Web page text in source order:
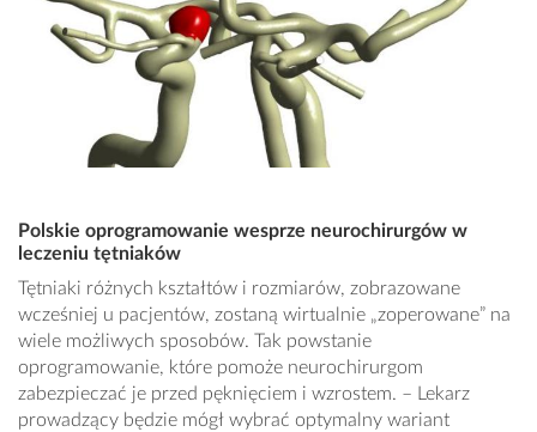
Polskie oprogramowanie wesprze neurochirurgów w
leczeniu tętniaków
Tętniaki różnych kształtów i rozmiarów, zobrazowane
wcześniej u pacjentów, zostaną wirtualnie „zoperowane” na
wiele możliwych sposobów. Tak powstanie
oprogramowanie, które pomoże neurochirurgom
zabezpieczać je przed pęknięciem i wzrostem. – Lekarz
prowadzący będzie mógł wybrać optymalny wariant